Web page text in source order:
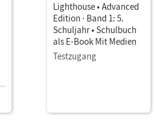
Lighthouse • Advanced
Edition · Band 1: 5.
Schuljahr • Schulbuch
als E-Book Mit Medien
Testzugang